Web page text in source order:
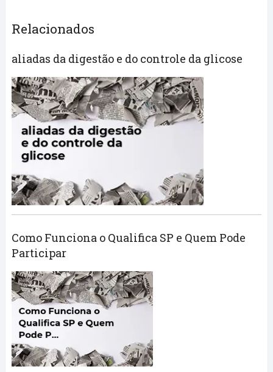
Relacionados
aliadas da digestão e do controle da glicose
Como Funciona o Qualifica SP e Quem Pode
Participar